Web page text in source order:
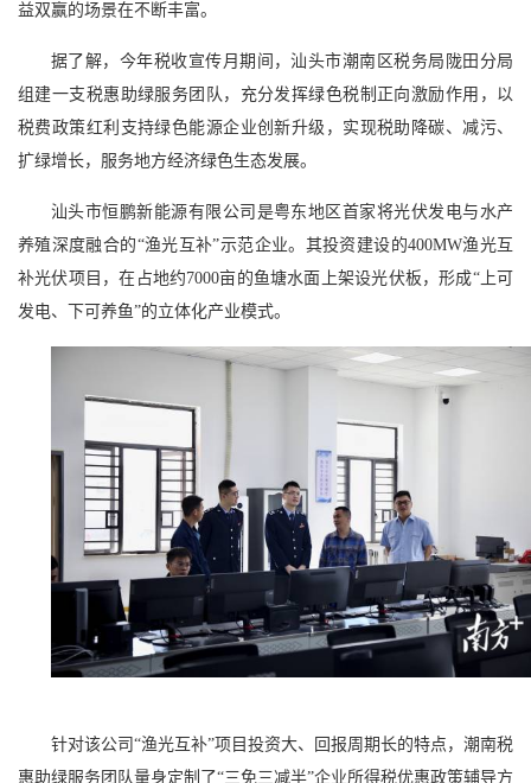
益双赢的场景在不断丰富。
据了解，今年税收宣传月期间，汕头市潮南区税务局陇田分局
组建一支税惠助绿服务团队，充分发挥绿色税制正向激励作用，以
税费政策红利支持绿色能源企业创新升级，实现税助降碳、减污、
扩绿增长，服务地方经济绿色生态发展。
汕头市恒鹏新能源有限公司是粤东地区首家将光伏发电与水产
养殖深度融合的“渔光互补”示范企业。其投资建设的400MW渔光互
补光伏项目，在占地约7000亩的鱼塘水面上架设光伏板，形成“上可
发电、下可养鱼”的立体化产业模式。
针对该公司“渔光互补”项目投资大、回报周期长的特点，潮南税
惠助绿服务团队量身定制了“三免三减半”企业所得税优惠政策辅导方